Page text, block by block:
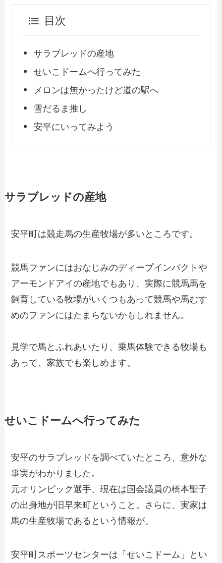
目次
サラブレッドの産地
せいこドームへ行ってみた
メロンは無かったけど道の駅へ
雪だるま推し
安平にいってみよう
サラブレッドの産地
安平町は競走馬の生産牧場が多いところです。
競馬ファンにはおなじみのディープインパクトや
アーモンドアイの産地でもあり、実際に競馬馬を
飼育している牧場がいくつもあって競馬や馬むす
めのファンにはたまらないかもしれません。
見学で馬とふれあいたり、乗馬体験できる牧場も
あって、家族でも楽しめます。
せいこドームへ行ってみた
安平のサラブレッドを調べていたところ、意外な
事実がわかりました。
元オリンピック選手、現在は国会議員の橋本聖子
の出身地が旧早来町ということ。さらに、実家は
馬の生産牧場であるという情報が。
安平町スポーツセンターは「せいこドーム」とい